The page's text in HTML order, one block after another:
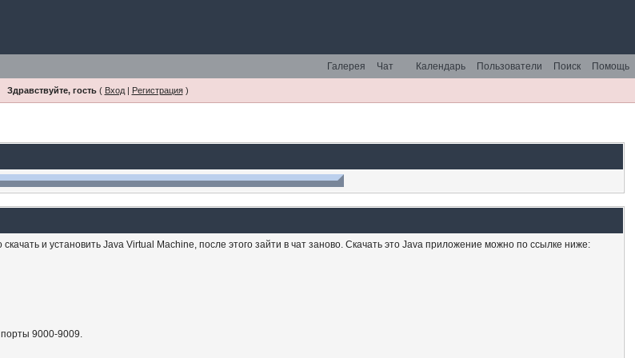
Помощь
Поиск
Пользователи
Календарь
Чат
Галерея
Здравствуйте, гость( Вход| Регистрация)
и установить Java Virtual Machine, после этого зайти в чат заново. Скачать это Java приложение можно по ссылке ниже:
9000-9009.